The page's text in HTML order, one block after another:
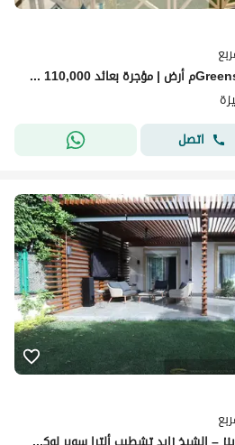
فيلا مستقلة للبيع في Greens | 700م أرض | مؤجرة بعائد 110,000 جنيه شهريًا
اتصل